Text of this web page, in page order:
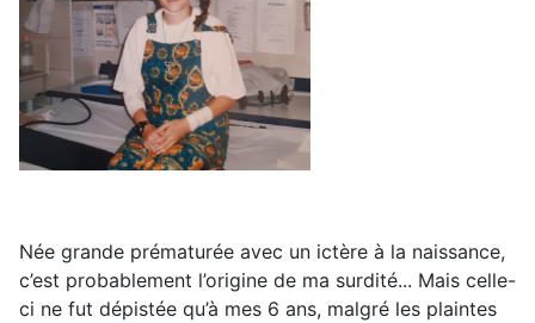
Née grande prématurée avec un ictère à la naissance,
c’est probablement l’origine de ma surdité... Mais celle-
ci ne fut dépistée qu’à mes 6 ans, malgré les plaintes